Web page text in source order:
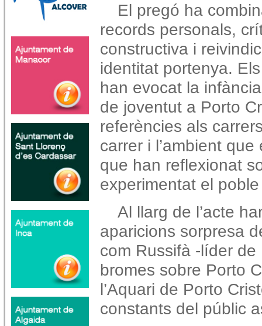
El pregó ha
records personals,
constructiva i
identitat portenya.
han evocat la
de joventut a Porto
referències als
carrer i l’ambient
que han reflexionat
experimentat el
Al llarg de l’acte
aparicions sorpresa
com Russifà -líder
bromes sobre Porto
l’Aquari de Porto
constants del públic